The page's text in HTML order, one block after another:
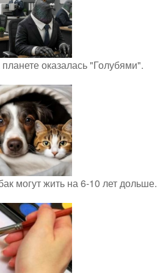
оказалась "Голубями".
могут жить на 6-10 лет дольше.